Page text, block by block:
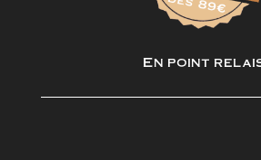
En point